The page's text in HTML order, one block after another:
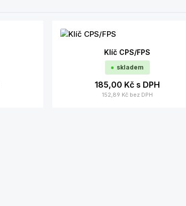
Klíč CPS/FPS
skladem
185,00 Kčs DPH
152,89 Kč bez DPH